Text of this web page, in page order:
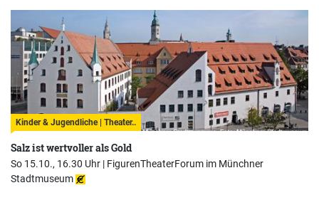
Kinder & Jugendliche | Theater..
Salz ist wertvoller als Gold
So 15.10., 16.30 Uhr | FigurenTheaterForum im Münchner
Stadtmuseum